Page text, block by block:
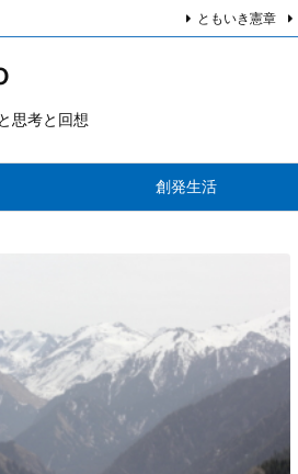
思考と回想
創発生活
ともいき憲章